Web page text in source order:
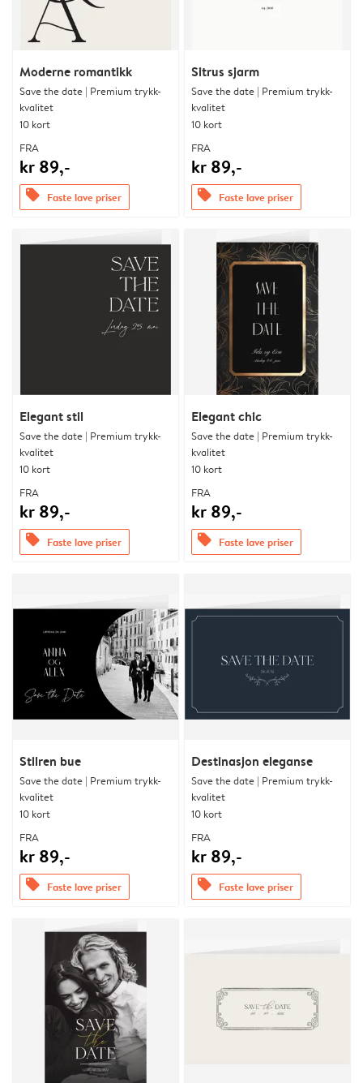
Moderne romantikk
Save the date | Premium trykk-
kvalitet
10 kort
FRA
kr 89,-
offers Faste lave priser
Sitrus sjarm
Save the date | Premium trykk-
kvalitet
10 kort
FRA
kr 89,-
offers Faste lave priser
Elegant stil
Save the date | Premium trykk-
kvalitet
10 kort
FRA
kr 89,-
offers Faste lave priser
Elegant chic
Save the date | Premium trykk-
kvalitet
10 kort
FRA
kr 89,-
offers Faste lave priser
Stilren bue
Save the date | Premium trykk-
kvalitet
10 kort
FRA
kr 89,-
offers Faste lave priser
Destinasjon eleganse
Save the date | Premium trykk-
kvalitet
10 kort
FRA
kr 89,-
offers Faste lave priser